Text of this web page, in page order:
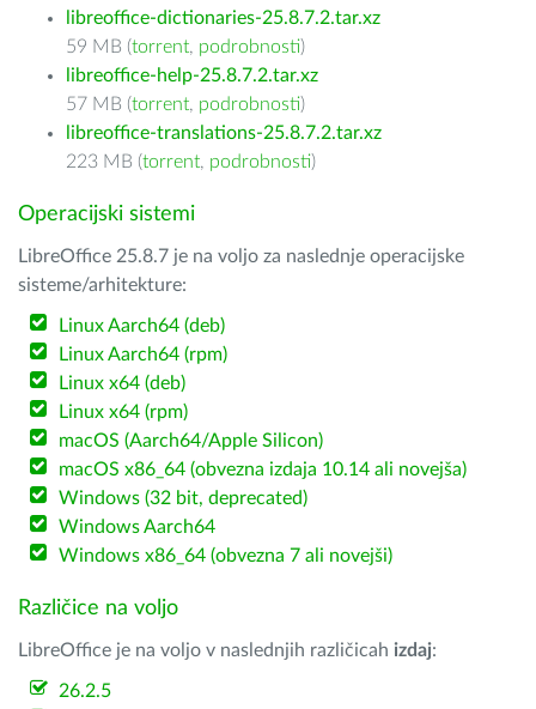
libreoffice-dictionaries-25.8.7.2.tar.xz
59 MB (torrent, podrobnosti)
libreoffice-help-25.8.7.2.tar.xz
57 MB (torrent, podrobnosti)
libreoffice-translations-25.8.7.2.tar.xz
223 MB (torrent, podrobnosti)
Operacijski sistemi
LibreOffice 25.8.7 je na voljo za naslednje operacijske
sisteme/arhitekture:
Linux Aarch64 (deb)
Linux Aarch64 (rpm)
Linux x64 (deb)
Linux x64 (rpm)
macOS (Aarch64/Apple Silicon)
macOS x86_64 (obvezna izdaja 10.14 ali novejša)
Windows (32 bit, deprecated)
Windows Aarch64
Windows x86_64 (obvezna 7 ali novejši)
Različice na voljo
LibreOffice je na voljo v naslednjih različicah izdaj:
26.2.5